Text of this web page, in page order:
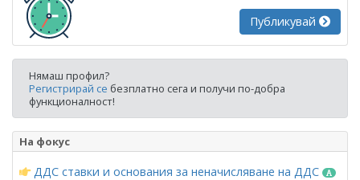
Публикувай
Нямаш профил?
Регистрирай се безплатно сега и получи по-добра
функционалност!
На фокус
ДДС ставки и основания за неначисляване на ДДС